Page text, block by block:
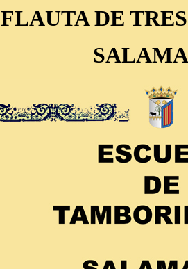
FLAUTA DE